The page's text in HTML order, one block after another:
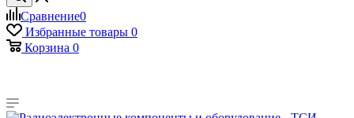
Сравнение0
Избранные товары 0
Корзина 0